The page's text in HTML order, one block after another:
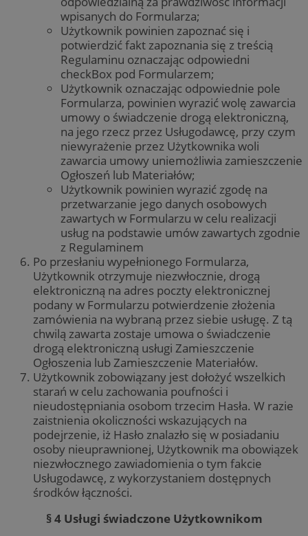
wpisanych do Formularza;
Użytkownik powinien zapoznać się i
potwierdzić fakt zapoznania się z treścią
Regulaminu oznaczając odpowiedni
checkBox pod Formularzem;
Użytkownik oznaczając odpowiednie pole
Formularza, powinien wyrazić wolę zawarcia
umowy o świadczenie drogą elektroniczną,
na jego rzecz przez Usługodawcę, przy czym
niewyrażenie przez Użytkownika woli
zawarcia umowy uniemożliwia zamieszczenie
Ogłoszeń lub Materiałów;
Użytkownik powinien wyrazić zgodę na
przetwarzanie jego danych osobowych
zawartych w Formularzu w celu realizacji
usług na podstawie umów zawartych zgodnie
z Regulaminem
Po przesłaniu wypełnionego Formularza,
Użytkownik otrzymuje niezwłocznie, drogą
elektroniczną na adres poczty elektronicznej
podany w Formularzu potwierdzenie złożenia
zamówienia na wybraną przez siebie usługę. Z tą
chwilą zawarta zostaje umowa o świadczenie
drogą elektroniczną usługi Zamieszczenie
Ogłoszenia lub Zamieszczenie Materiałów.
Użytkownik zobowiązany jest dołożyć wszelkich
starań w celu zachowania poufności i
nieudostępniania osobom trzecim Hasła. W razie
zaistnienia okoliczności wskazujących na
podejrzenie, iż Hasło znalazło się w posiadaniu
osoby nieuprawnionej, Użytkownik ma obowiązek
niezwłocznego zawiadomienia o tym fakcie
Usługodawcę, z wykorzystaniem dostępnych
środków łączności.
§ 4 Usługi świadczone Użytkownikom